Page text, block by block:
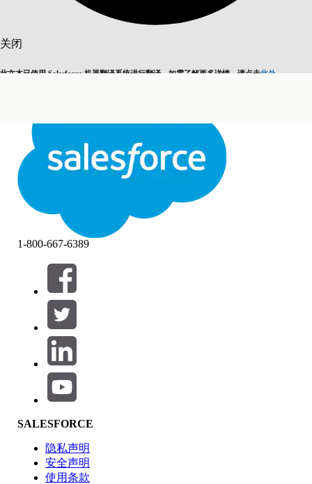
关闭
此文本已使用 Salesforce 机器翻译系统进行翻译。如需了解更多详情，请点击此处
关闭关闭
筛选器 (0)
选择筛选器
产品区域
功能影响
1-800-667-6389
SALESFORCE
隐私声明
安全声明
使用条款